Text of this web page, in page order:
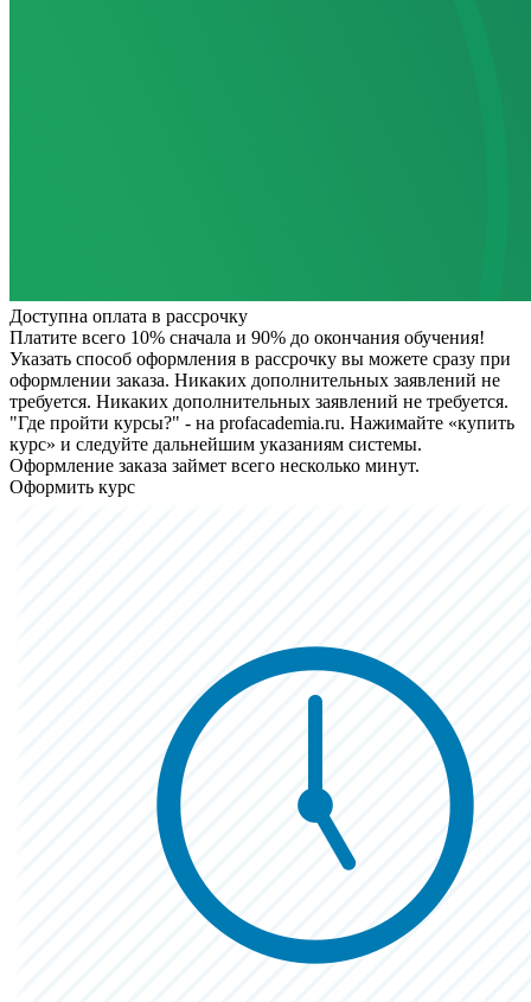
Доступна оплата в рассрочку
Платите всего 10% сначала и 90% до окончания обучения!
Указать способ оформления в рассрочку вы можете сразу при
оформлении заказа. Никаких дополнительных заявлений не
требуется. Никаких дополнительных заявлений не требуется.
"Где пройти курсы?" - на profacademia.ru. Нажимайте «купить
курс» и следуйте дальнейшим указаниям системы.
Оформление заказа займет всего несколько минут.
Оформить курс